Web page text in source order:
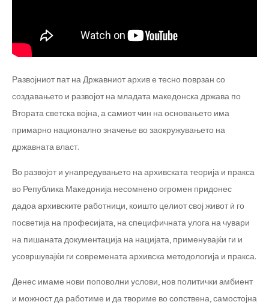
Развојниот пат на Државниот архив е тесно поврзан со
создавањето и развојот на младата македонска држава по
Втората светска војна, а самиот чин на основањето има
примарно национално значење во заокружувањето на
државната власт.
Во развојот и унапредувањето на архивската теорија и пракса
во Република Македонија несомнено огромен придонес
дадоа архивските работници, коишто целиот свој живот ѝ го
посветија на професијата, на специфичната улога на чувари
на пишаната документација на нацијата, применувајќи ги и
усовршувајќи ги современата архивска методологија и пракса.
Денес имаме нови поповолни услови, нов политички амбиент
и можност да работиме и да твориме во сопствена, самостојна